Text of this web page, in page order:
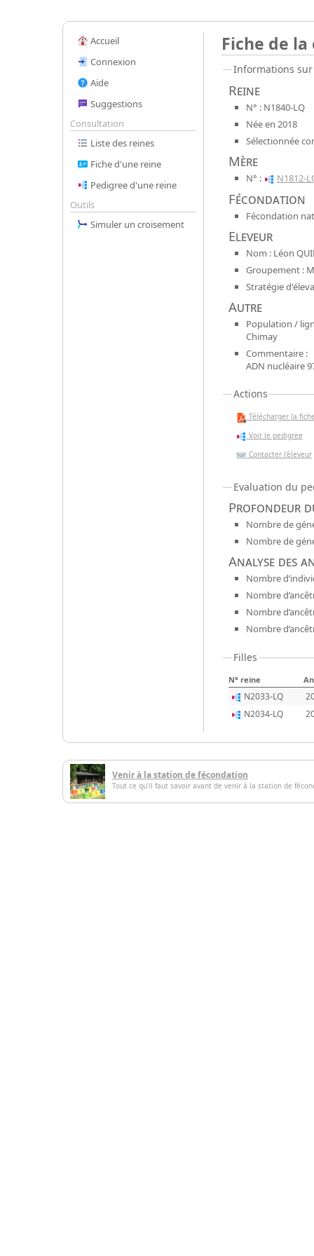
Accueil
Connexion
Aide
Suggestions
Consultation
Liste des reines
Fiche d'une reine
Pedigree d'une reine
Outils
Simuler un croisement
Fiche de la
Informations
Reine
N° : N1840-LQ
Née en 2018
Sélectionnée
Mère
N° : N1812-
Fécondation
Fécondation
Eleveur
Nom : Léon
Groupement :
Stratégie
Autre
Population /
Chimay
Commentaire :
ADN nucléaire
Actions
Télécharger la
Voir le pedigree
Contacter l'éleveur
Evaluation du
Profondeur
Nombre de
Nombre de
Analyse des
Nombre
Nombre
Nombre
Nombre
Filles
N° reine
N2033-LQ
N2034-LQ
Venir à la station de fécondation
Tout ce qu'il faut savoir avant de venir à la station de